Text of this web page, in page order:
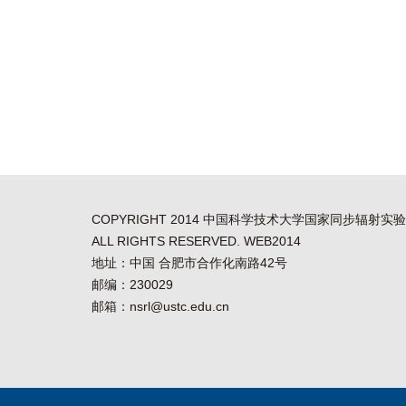
COPYRIGHT 2014 中国科学技术大学国家同步辐射实
ALL RIGHTS RESERVED. WEB2014
地址：中国 合肥市合作化南路42号
邮编：230029
邮箱：nsrl@ustc.edu.cn